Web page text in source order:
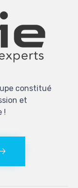
constitué
et
!